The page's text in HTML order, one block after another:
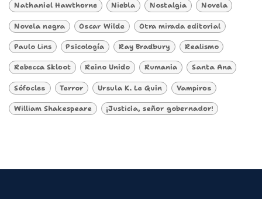
Nathaniel Hawthorne Niebla Nostalgia Novela
Novela negra Oscar Wilde Otra mirada editorial
Paulo Lins Psicología Ray Bradbury Realismo
Rebecca Skloot Reino Unido Rumania Santa Ana
Sófocles Terror Ursula K. Le Guin Vampiros
William Shakespeare ¡Justicia, señor gobernador!